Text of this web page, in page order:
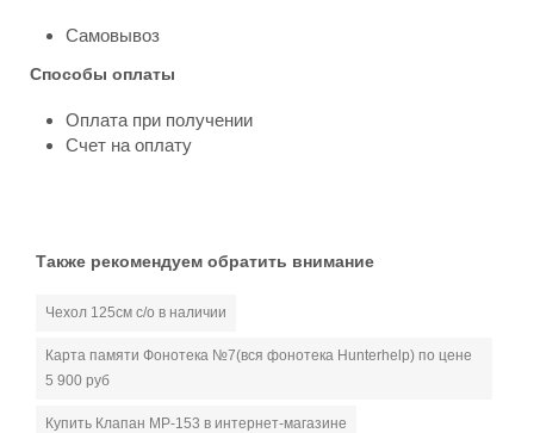
Самовывоз
Способы оплаты
Оплата при получении
Счет на оплату
Также рекомендуем обратить внимание
Чехол 125см с/о в наличии
Карта памяти Фонотека №7(вся фонотека Hunterhelp) по цене
5 900 руб
Купить Клапан МР-153 в интернет-магазине